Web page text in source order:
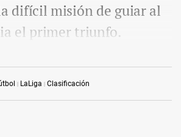
LaLiga Clasificación
difícil misión de guiar al
el primer triunfo.